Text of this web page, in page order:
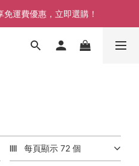
運費優惠，立即選購！
運費優惠，立即選購！
運費優惠，立即選購！
每頁顯示 72 個